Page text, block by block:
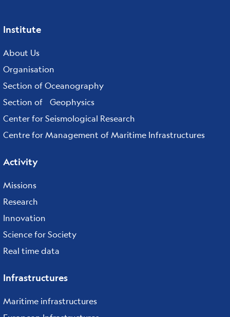
Footer
menu
Institute
About Us
Organisation
Section of Oceanography
Section of Geophysics
Center for Seismological Research
Centre for Management of Maritime Infrastructures
Activity
Missions
Research
Innovation
Science for Society
Real time data
Infrastructures
Maritime infrastructures